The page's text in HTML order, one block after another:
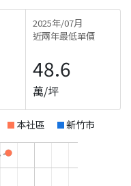
2025年/07月
近兩年最低單價
48.6
萬/坪
本社區 新竹市